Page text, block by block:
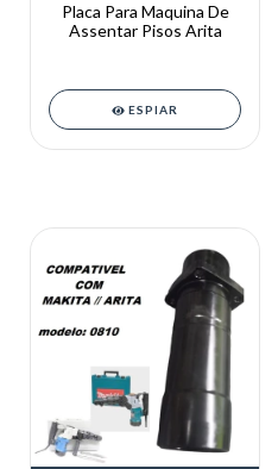
Placa Para Maquina De
Assentar Pisos Arita
ESPIAR